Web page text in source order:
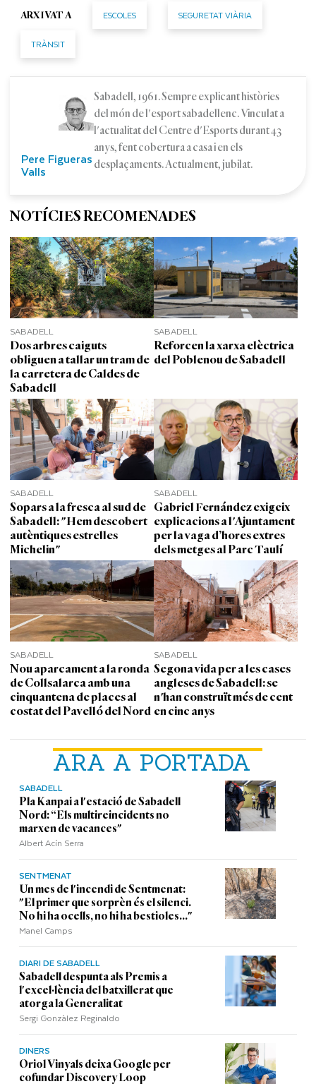
ARA A PORTADA
SABADELL
Pla Kanpai a l'estació de Sabadell
Nord: “Els multireincidents no
marxen de vacances"
Albert Acín Serra
SENTMENAT
Un mes de l'incendi de Sentmenat:
"El primer que sorprèn és el silenci.
No hi ha ocells, no hi ha bestioles..."
Manel Camps
DIARI DE SABADELL
Sabadell despunta als Premis a
l'excel·lència del batxillerat que
atorga la Generalitat
Sergi Gonzàlez Reginaldo
DINERS
Oriol Vinyals deixa Google per
cofundar Discovery Loop
ARXIVAT A ESCOLES SEGURETAT VIÀRIA
TRÀNSIT
Pere Figueras
Valls
Sabadell, 1961. Sempre explicant històries
del món de l'esport sabadellenc. Vinculat a
l'actualitat del Centre d'Esports durant 43
anys, fent cobertura a casa i en els
desplaçaments. Actualment, jubilat.
NOTÍCIES RECOMENADES
SABADELL
Dos arbres caiguts
obliguen a tallar un tram de
la carretera de Caldes de
Sabadell
SABADELL
Reforcen la xarxa elèctrica
del Poblenou de Sabadell
SABADELL
Sopars a la fresca al sud de
Sabadell: "Hem descobert
autèntiques estrelles
Michelin"
SABADELL
Gabriel Fernández exigeix
explicacions a l'Ajuntament
per la vaga d’hores extres
dels metges al Parc Taulí
SABADELL
Nou aparcament a la ronda
de Collsalarca amb una
cinquantena de places al
costat del Pavelló del Nord
SABADELL
Segona vida per a les cases
angleses de Sabadell: se
n'han construït més de cent
en cinc anys